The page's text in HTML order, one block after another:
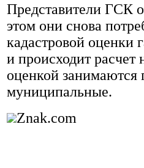
Представители ГСК
этом они снова
кадастровой оценки
и происходит расчет
оценкой занимаются
муниципальные.
Znak.com